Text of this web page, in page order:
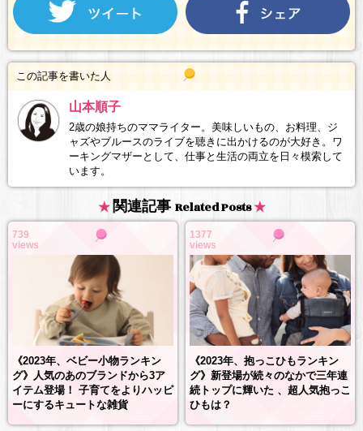
この記事を書いた人
山本順子
2歳の娘持ちのママライター。美味しいもの、お料理、ジ
ャズやブルースのライブを聴きに出かけるのが大好き。ワ
ーキングマザーとして、仕事と生活の両立を日々模索して
います。
関連記事 Related Posts
739
views
《2023年、ベビー小物ランキン
グ》人気のあのブランドから3ア
イテム登場！ 子育てをよりハッピ
ーにするキュートな雑貨
1377
views
《2023年、抱っこひもランキン
グ》新登場が続々のなかで三年連
続トップに輝いた 、超人気抱っこ
ひもは？